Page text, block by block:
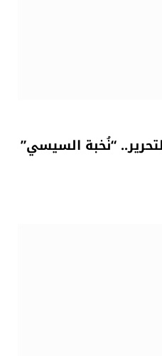
“نُخبة السيسي”